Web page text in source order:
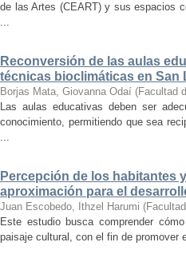
de las Artes (CEART) y sus espacios
...
Reconversión de las aulas
técnicas bioclimáticas en San
Borjas Mata, Giovanna Odaí (Facultad
Las aulas educativas deben ser
conocimiento, permitiendo que sea
...
Percepción de los habitantes
aproximación para el
Juan Escobedo, Ithzel Harumi (
Este estudio busca comprender
paisaje cultural, con el fin de promover